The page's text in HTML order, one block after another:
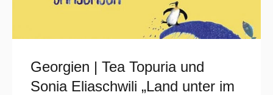
Georgien | Tea Topuria und
Sonia Eliaschwili „Land unter im